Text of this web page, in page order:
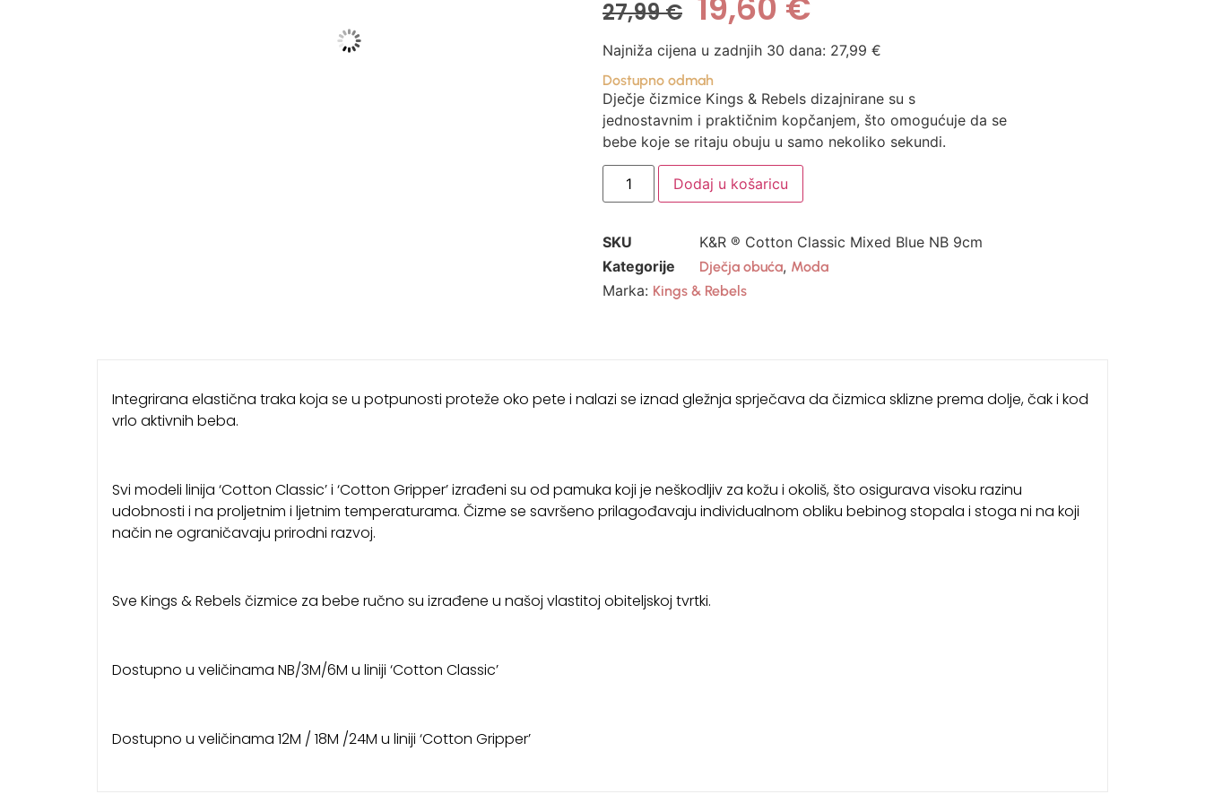
27,99€
Najniža cijena u zadnjih 30 dana: 27,99 €
Dostupno odmah
Dječje čizmice Kings & Rebels dizajnirane su s
jednostavnim i praktičnim kopčanjem, što omogućuje da se
bebe koje se ritaju obuju u samo nekoliko sekundi.
Dodaj u košaricu
SKU
K&R ® Cotton Classic Mixed Blue NB 9cm
Kategorije
Dječja obuća, Moda
Marka: Kings & Rebels
Integrirana elastična traka koja se u potpunosti proteže oko pete i nalazi se iznad gležnja sprječava da čizmica sklizne prema dolje, čak i kod
vrlo aktivnih beba.
Svi modeli linija ‘Cotton Classic’ i ‘Cotton Gripper’ izrađeni su od pamuka koji je neškodljiv za kožu i okoliš, što osigurava visoku razinu
udobnosti i na proljetnim i ljetnim temperaturama. Čizme se savršeno prilagođavaju individualnom obliku bebinog stopala i stoga ni na koji
način ne ograničavaju prirodni razvoj.
Sve Kings & Rebels čizmice za bebe ručno su izrađene u našoj vlastitoj obiteljskoj tvrtki.
Dostupno u veličinama NB/3M/6M u liniji ‘Cotton Classic’
Dostupno u veličinama 12M / 18M /24M u liniji ‘Cotton Gripper’